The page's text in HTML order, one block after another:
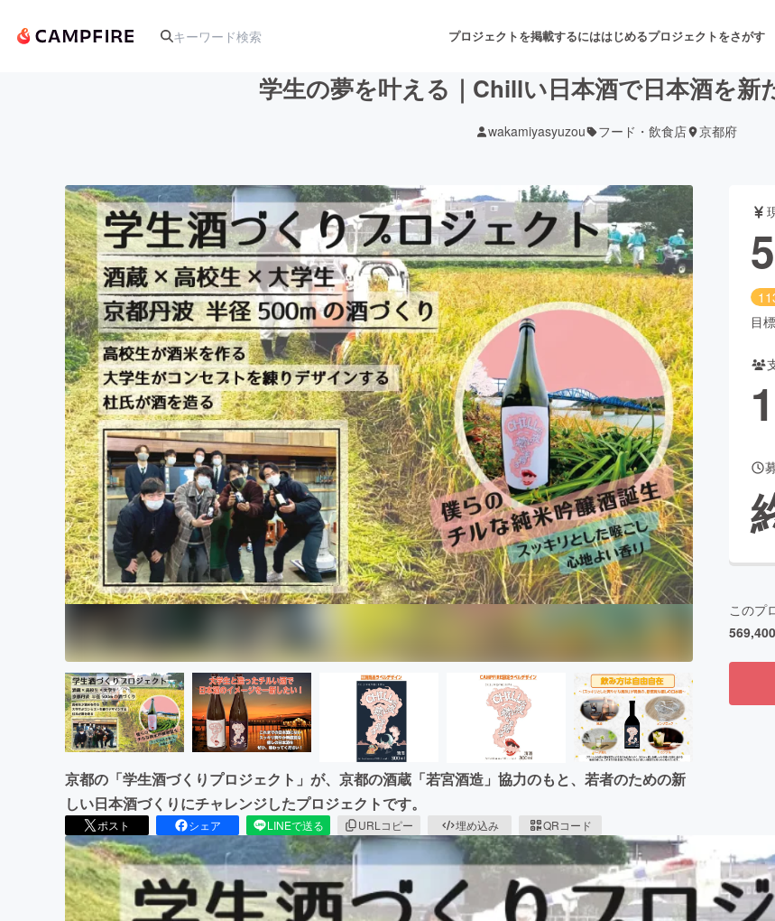
プロジェクトを掲載するにははじめるプロジェクトをさがす
アート・写真 音楽 舞台・パフォーマ
テクノロジー・ガジェット ゲーム・サービス開発 フード・飲食店
映像・映画 書籍・雑誌出版 アニメ・漫画
ビジネス・起業 チャレンジ ビューティー・ヘ
まちづくり・地域活性化
CAMPFIRE for Social GoodCAMPFIRE Creation
CAMPFIREふるさと納税machi-yaコミュニティ
学生の夢を叶える｜Chillい日本酒で日本酒を新
wakamiyasyuzou フード・飲食店 京都府
京都の「学生酒づくりプロジェクト」が、京都の酒蔵「若宮酒造」協力のもと、若者のための新
しい日本酒づくりにチャレンジしたプロジェクトです。
ポスト シェア LINEで送る URLコピー 埋め込み QRコード
目
このプ
569,400